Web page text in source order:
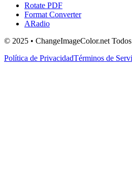
Rotate PDF
Format Converter
ARadio
© 2025 • ChangeImageColor.net
Política de PrivacidadTérminos de